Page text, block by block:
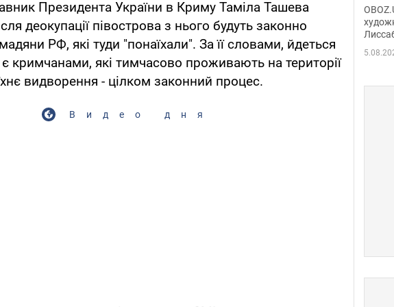
Президента України в Криму Таміла Ташева
деокупації півострова з нього будуть законно
РФ, які туди "понаїхали". За її словами, йдеться
є кримчанами, які тимчасово проживають на території
видворення - цілком законний процес.
Видео дня
сына